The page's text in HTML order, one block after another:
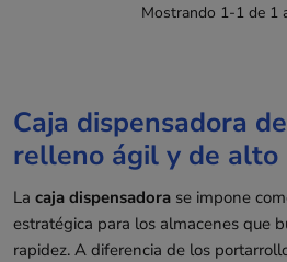
Mostrando 1-1 de 1
Caja dispensadora
relleno ágil y de
La caja dispensadora se impone
estratégica para los almacenes que
rapidez. A diferencia de los